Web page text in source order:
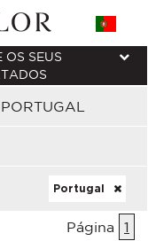
OS SEUS
Portugal
Página 1